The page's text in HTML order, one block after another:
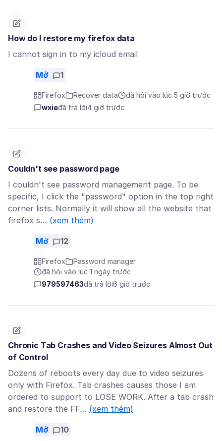
How do I restore my firefox data
I cannot sign in to my icloud email
Mở 1
Firefox Recover data
đã hỏi vào lúc 5 giờ trước
wxieđã trả lời4 giờ trước
Couldn't see password page
I couldn't see password management page. To be
specific, I click the "password" option in the top right
corner lists. Normally it will show all the website that
firefox s… (xem thêm)
Mở 12
Firefox
Password manager
đã hỏi vào lúc 1 ngày trước
979597463đã trả lời6 giờ trước
Chronic Tab Crashes and Video Seizures Almost Out
of Control
Dozens of reboots every day due to video seizures
only with Firefox. Tab crashes causes those I am
ordered to support to LOSE WORK. After a tab crash
and restore the FF… (xem thêm)
Mở 10